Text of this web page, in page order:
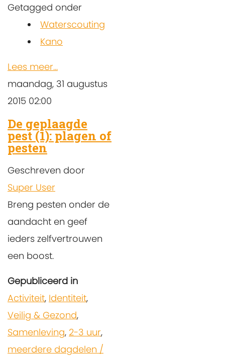
Getagged onder
Waterscouting
Kano
Lees meer...
maandag, 31 augustus
2015 02:00
De geplaagde
pest (1): plagen of
pesten
Geschreven door
Super User
Breng pesten onder de
aandacht en geef
ieders zelfvertrouwen
een boost.
Gepubliceerd in
Activiteit, Identiteit,
Veilig & Gezond,
Samenleving, 2-3 uur,
meerdere dagdelen /